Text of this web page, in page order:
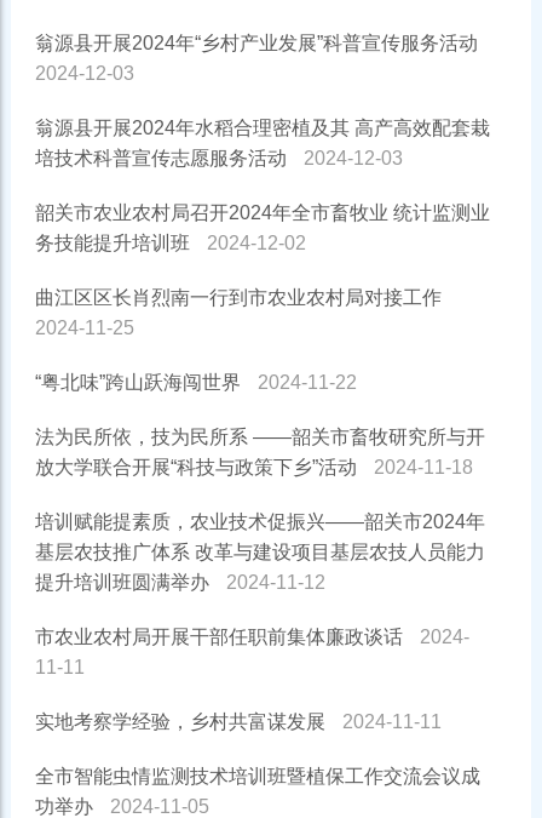
翁源县开展2024年“乡村产业发展”科普宣传服务活动
2024-12-03
翁源县开展2024年水稻合理密植及其 高产高效配套栽
培技术科普宣传志愿服务活动
2024-12-03
韶关市农业农村局召开2024年全市畜牧业 统计监测业
务技能提升培训班
2024-12-02
曲江区区长肖烈南一行到市农业农村局对接工作
2024-11-25
“粤北味”跨山跃海闯世界 2024-11-22
法为民所依，技为民所系 ——韶关市畜牧研究所与开
放大学联合开展“科技与政策下乡”活动
2024-11-18
培训赋能提素质，农业技术促振兴——韶关市2024年
基层农技推广体系 改革与建设项目基层农技人员能力
提升培训班圆满举办
2024-11-12
市农业农村局开展干部任职前集体廉政谈话
2024-
11-11
实地考察学经验，乡村共富谋发展 2024-11-11
全市智能虫情监测技术培训班暨植保工作交流会议成
功举办
2024-11-05